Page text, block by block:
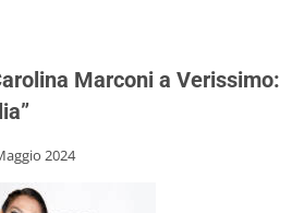
Marconi a Verissimo:
2024